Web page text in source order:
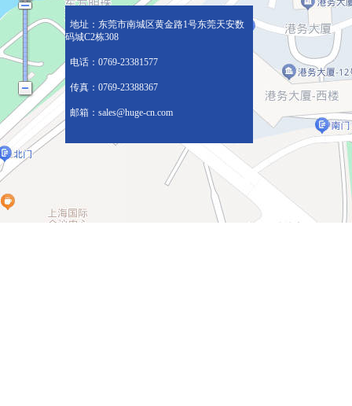
地址：东莞市南城区黄金路1号东莞天安数
码城C2栋308
电话：0769-23381577
传真：0769-23388367
邮箱： sales@huge-cn.com